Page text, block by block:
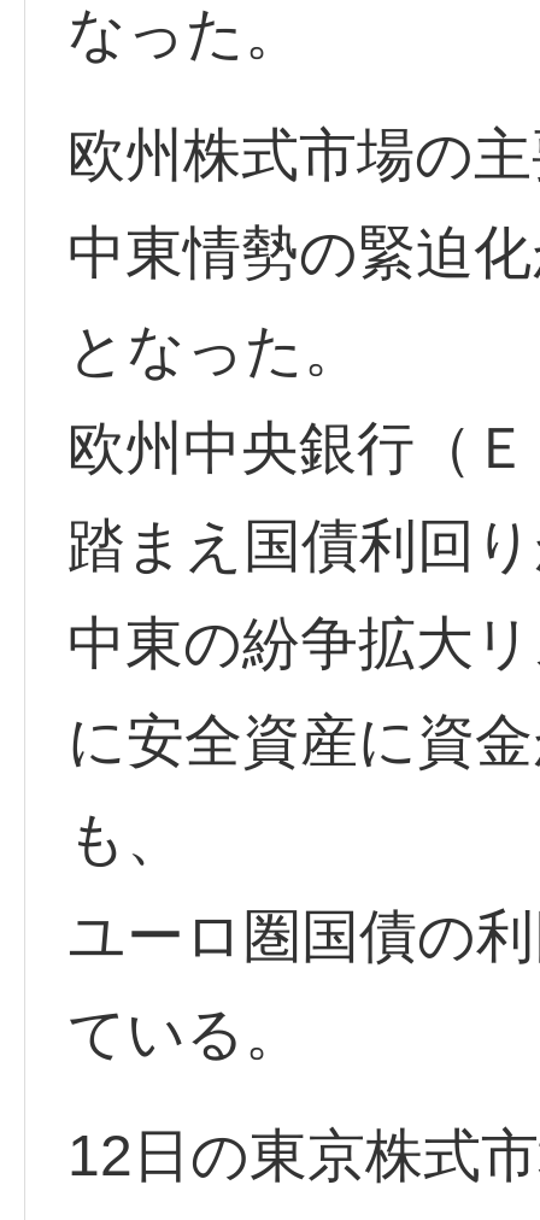
なった。
欧州株式市場の
中東情勢の緊迫
となった。
欧州中央銀行（
踏まえ国債利回
中東の紛争拡大
に安全資産に資
も、
ユーロ圏国債の
ている。
12日の東京株式